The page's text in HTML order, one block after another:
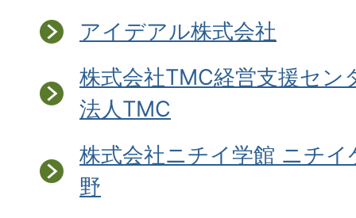
アイデアル株式会社
株式会社TMC経営支援セン
法人TMC
株式会社ニチイ学館 ニチ
野